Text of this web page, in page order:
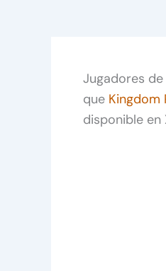
Jugadores
que Kingdom
disponible en